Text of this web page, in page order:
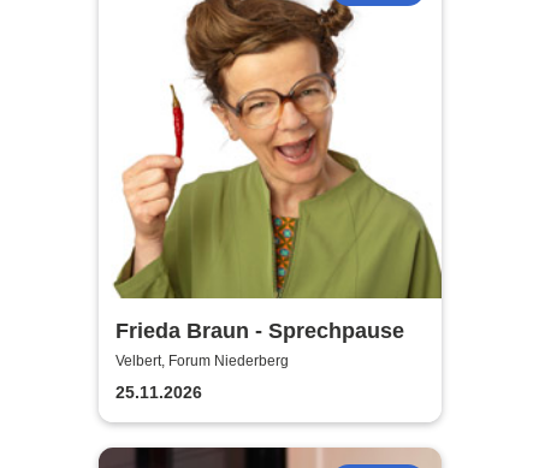
Frieda Braun - Sprechpause
Velbert, Forum Niederberg
25.11.2026